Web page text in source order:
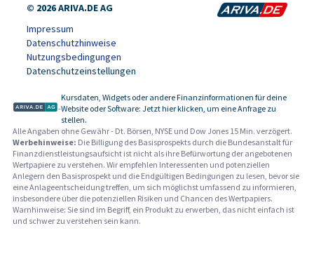
© 2026 ARIVA.DE AG
Impressum
Datenschutzhinweise
Nutzungsbedingungen
Datenschutzeinstellungen
-
Kursdaten, Widgets oder andere Finanzinformationen für deine
Website oder Software: Jetzt hier klicken, um eine Anfrage zu
stellen.
Alle Angaben ohne Gewähr - Dt. Börsen, NYSE und Dow Jones 15 Min. verzögert.
Werbehinweise: Die Billigung des Basisprospekts durch die Bundesanstalt für
Finanzdienstleistungsaufsicht ist nicht als ihre Befürwortung der angebotenen
Wertpapiere zu verstehen. Wir empfehlen Interessenten und potenziellen
Anlegern den Basisprospekt und die Endgültigen Bedingungen zu lesen, bevor sie
eine Anlageentscheidung treffen, um sich möglichst umfassend zu informieren,
insbesondere über die potenziellen Risiken und Chancen des Wertpapiers.
Warnhinweise: Sie sind im Begriff, ein Produkt zu erwerben, das nicht einfach ist
und schwer zu verstehen sein kann.